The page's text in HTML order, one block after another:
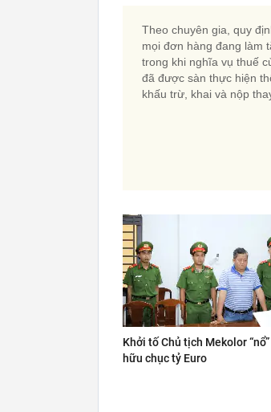
Theo chuyên gia, quy
mọi đơn hàng đang làm
trong khi nghĩa vụ thuế
đã được sàn thực hiện
khấu trừ, khai và nộp
Khởi tố Chủ tịch Mekolor
hữu chục tỷ Euro